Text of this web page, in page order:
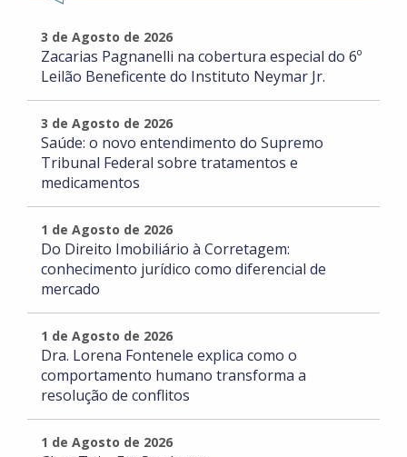
3 de Agosto de 2026
Zacarias Pagnanelli na cobertura especial do 6º
Leilão Beneficente do Instituto Neymar Jr.
3 de Agosto de 2026
Saúde: o novo entendimento do Supremo
Tribunal Federal sobre tratamentos e
medicamentos
1 de Agosto de 2026
Do Direito Imobiliário à Corretagem:
conhecimento jurídico como diferencial de
mercado
1 de Agosto de 2026
Dra. Lorena Fontenele explica como o
comportamento humano transforma a
resolução de conflitos
1 de Agosto de 2026